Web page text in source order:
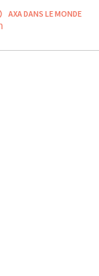
AXA DANS LE MONDE